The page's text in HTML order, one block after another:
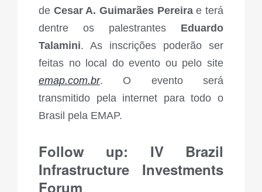
de Cesar A. Guimarães Pereirae terá
dentre os palestrantes Eduardo
Talamini. As inscrições poderão ser
feitas no local do evento ou pelo site
emap.com.br. O evento será
transmitido pela internet para todo o
Brasil pela EMAP.
Follow up: IV Brazil
Infrastructure Investments
Forum